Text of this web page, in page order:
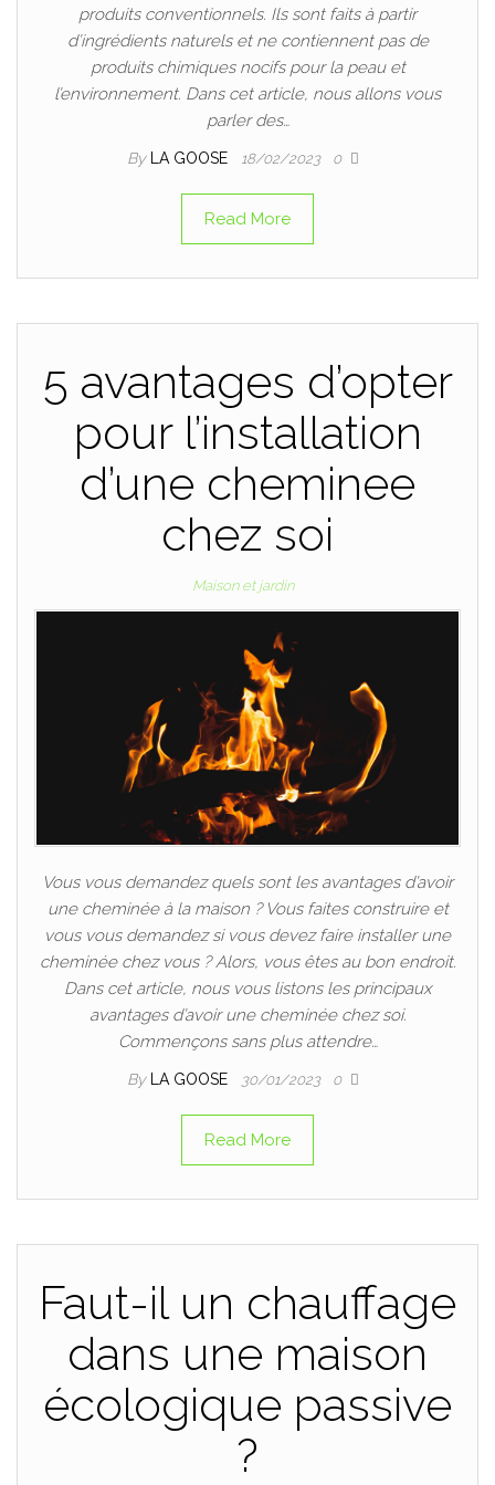
produits conventionnels. Ils sont faits à partir
d’ingrédients naturels et ne contiennent pas de
produits chimiques nocifs pour la peau et
l’environnement. Dans cet article, nous allons vous
parler des…
By LA GOOSE 18/02/2023 0
Read More
5 avantages d’opter
pour l’installation
d’une cheminee
chez soi
Maison et jardin
Vous vous demandez quels sont les avantages d’avoir
une cheminée à la maison ? Vous faites construire et
vous vous demandez si vous devez faire installer une
cheminée chez vous ? Alors, vous êtes au bon endroit.
Dans cet article, nous vous listons les principaux
avantages d’avoir une cheminée chez soi.
Commençons sans plus attendre…
By LA GOOSE 30/01/2023 0
Read More
Faut-il un chauffage
dans une maison
écologique passive
?